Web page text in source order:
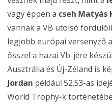
vagy éppen a cseh Matyás
vannak a VB utolsó
legjobb európai versenyző a
ősszel a hazai Vb-jére
Ausztrália és Új-Zéland is
Jordan például 52.53-as
World Trophy-k